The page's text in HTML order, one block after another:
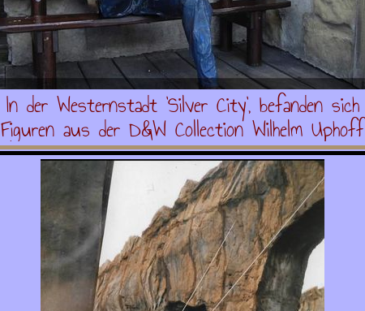
In der Westernstadt 'Silver City', befanden sich
Figuren aus der D&W Collection Wilhelm Uphoff